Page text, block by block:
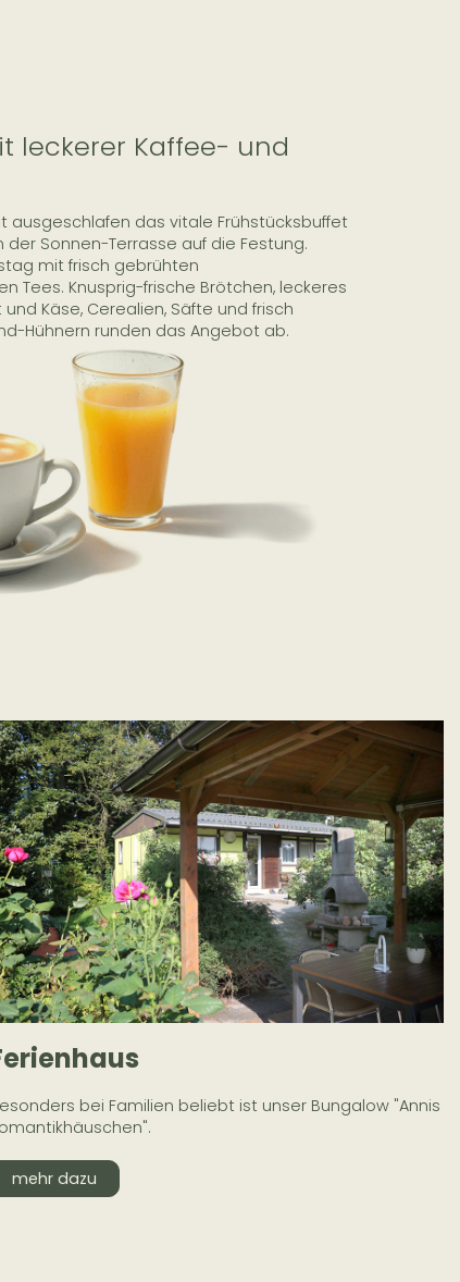
leckerer Kaffee- und
ausgeschlafen das vitale Frühstücksbuffet
der Sonnen-Terrasse auf die Festung.
mit frisch gebrühten
Tees. Knusprig-frische Brötchen, leckeres
Käse, Cerealien, Säfte und frisch
Hühnern runden das Angebot ab.
bei Familien beliebt ist unser Bungalow "Annis
mehr dazu